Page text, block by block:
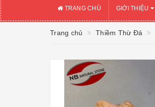
TRANG CHỦ GIỚI THIỆU
Trang chủ Thiềm Thừ Đá